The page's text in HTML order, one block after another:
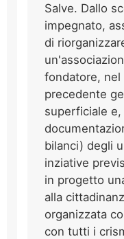
Salve. Dallo
impegnato,
di
fondatore, nel
precedente
superficiale
bilanci) degli
inziative
in progetto
alla
organizzata
con tutti i